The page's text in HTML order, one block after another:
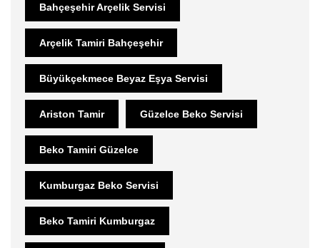
Bahçeşehir Arçelik Servisi
Arçelik Tamiri Bahçeşehir
Büyükçekmece Beyaz Eşya Servisi
Ariston Tamir Güzelce Beko Servisi
Beko Tamiri Güzelce
Kumburgaz Beko Servisi
Beko Tamiri Kumburgaz